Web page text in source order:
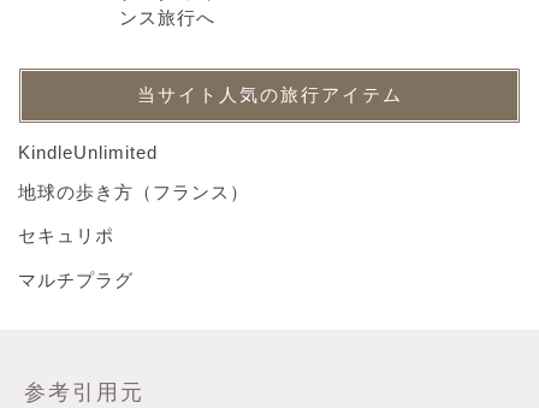
当サイト人気の旅行アイテム
KindleUnlimited
地球の歩き方（フランス）
セキュリポ
マルチプラグ
参考引用元